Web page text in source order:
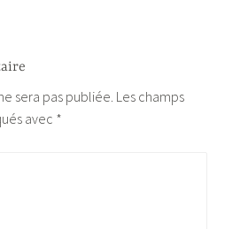
sera pas publiée. Les champs
avec *